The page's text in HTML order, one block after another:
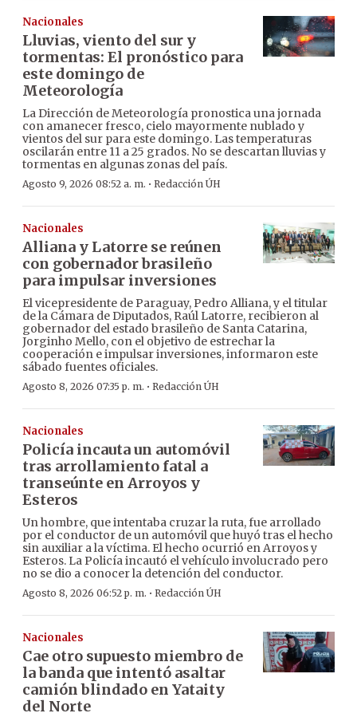
Nacionales
Lluvias, viento del sur y
tormentas: El pronóstico para
este domingo de
Meteorología
La Dirección de Meteorología pronostica una jornada
con amanecer fresco, cielo mayormente nublado y
vientos del sur para este domingo. Las temperaturas
oscilarán entre 11 a 25 grados. No se descartan lluvias y
tormentas en algunas zonas del país.
Agosto 9, 2026 08:52 a. m. · Redacción ÚH
Nacionales
Alliana y Latorre se reúnen
con gobernador brasileño
para impulsar inversiones
El vicepresidente de Paraguay, Pedro Alliana, y el titular
de la Cámara de Diputados, Raúl Latorre, recibieron al
gobernador del estado brasileño de Santa Catarina,
Jorginho Mello, con el objetivo de estrechar la
cooperación e impulsar inversiones, informaron este
sábado fuentes oficiales.
Agosto 8, 2026 07:35 p. m. · Redacción ÚH
Nacionales
Policía incauta un automóvil
tras arrollamiento fatal a
transeúnte en Arroyos y
Esteros
Un hombre, que intentaba cruzar la ruta, fue arrollado
por el conductor de un automóvil que huyó tras el hecho
sin auxiliar a la víctima. El hecho ocurrió en Arroyos y
Esteros. La Policía incautó el vehículo involucrado pero
no se dio a conocer la detención del conductor.
Agosto 8, 2026 06:52 p. m. · Redacción ÚH
Nacionales
Cae otro supuesto miembro de
la banda que intentó asaltar
camión blindado en Yataity
del Norte